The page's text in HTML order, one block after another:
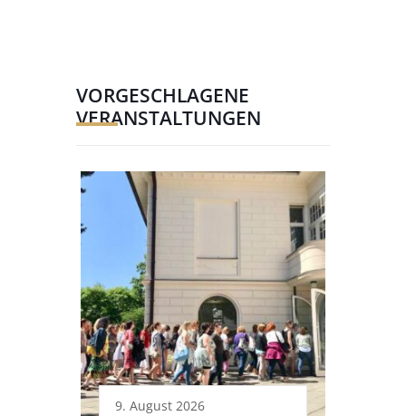
VORGESCHLAGENE
VERANSTALTUNGEN
9. August 2026